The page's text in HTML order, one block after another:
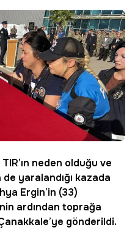
neden olduğu ve
yaralandığı kazada
Ergin’in (33)
ardından toprağa
gönderildi.